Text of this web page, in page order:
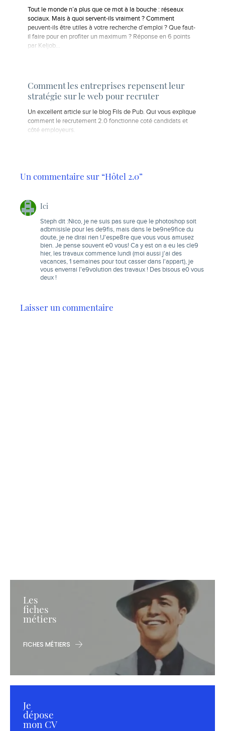
Tout le monde n’a plus que ce mot à la bouche : réseaux
sociaux. Mais à quoi servent-ils vraiment ? Comment
peuvent-ils être utiles à votre recherche d’emploi ? Que faut-
il faire pour en profiter un maximum ? Réponse en 6 points
par Keljob...
Comment les entreprises repensent leur
stratégie sur le web pour recruter
Un excellent article sur le blog Fils de Pub. Qui vous explique
comment le recrutement 2.0 fonctionne coté candidats et
côté employeurs.
Un commentaire sur “Hôtel 2.0”
Ici
Steph dit :Nico, je ne suis pas sure que le photoshop soit
adbmisisle pour les de9fis, mais dans le be9ne9fice du
doute, je ne dirai rien !J'espe8re que vous vous amusez
bien. Je pense souvent e0 vous! Ca y est on a eu les cle9
hier, les travaux commence lundi (moi aussi j'ai des
vacances, 1 semaines pour tout casser dans l'appart), je
vous enverrai l'e9volution des travaux ! Des bisous e0 vous
deux !
Laisser un commentaire
Les
fiches
métiers
FICHES MÉTIERS
Je
dépose
mon CV